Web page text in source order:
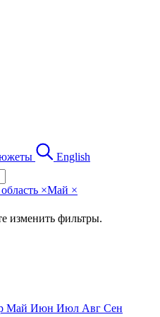
English
×Май ×
изменить фильтры.
Май Июн Июл Авг Сен